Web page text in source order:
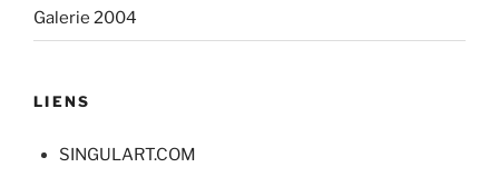
Galerie 2004
LIENS
SINGULART.COM